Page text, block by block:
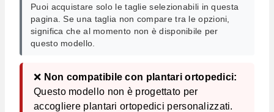
Puoi acquistare solo le taglie selezionabili in questa
pagina. Se una taglia non compare tra le opzioni,
significa che al momento non è disponibile per
questo modello.
❌ Non compatibile con plantari ortopedici:
Questo modello non è progettato per
accogliere plantari ortopedici personalizzati.